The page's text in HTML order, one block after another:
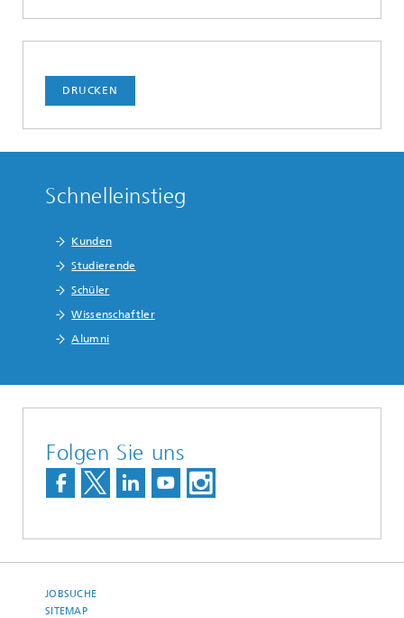
DRUCKEN
Schnelleinstieg
Kunden
Studierende
Schüler
Wissenschaftler
Alumni
Folgen Sie uns
JOBSUCHE
SITEMAP